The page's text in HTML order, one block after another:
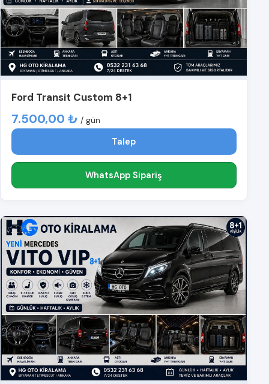
Ford Transit Custom 8+1
7.500,00 ₺ / gün
Talep
WhatsApp Sipariş